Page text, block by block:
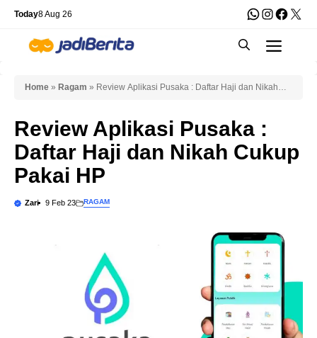
Skip
content
Today8 Aug 26 WhatsApp
X
Home » Ragam » Review Aplikasi Pusaka : Daftar Haji dan Nikah
Review Aplikasi Pusaka :
Daftar Haji dan Nikah Cukup
Pakai HP
Zari 9 Feb 23 RAGAM